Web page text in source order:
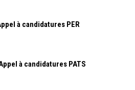
à candidatures PER
à candidatures PATS